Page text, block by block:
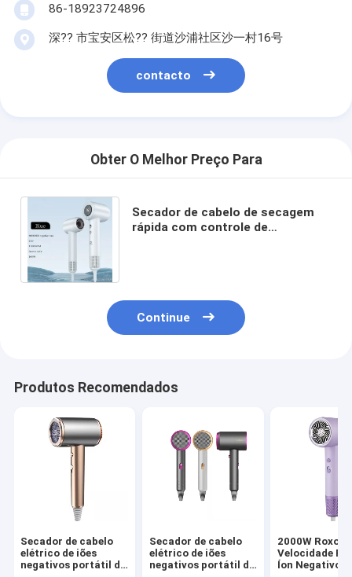
86-18923724896
深?? 市宝安区松?? 街道沙浦社区沙一村16号
contacto
Obter O Melhor Preço Para
Secador de cabelo de secagem
rápida com controle de
Continue
Produtos Recomendados
Secador de cabelo
elétrico de iões
negativos portátil de
Secador de cabelo
elétrico de iões
negativos portátil de
2000W Roxo
Velocidade
Íon Negativo